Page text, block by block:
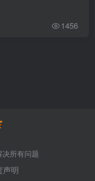
1456
所有问题
声明